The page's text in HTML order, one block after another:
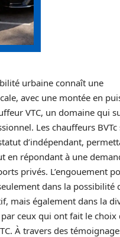
urbaine connaît une
avec une montée en
VTC, un domaine qui
Les chauffeurs BVTc
d’indépendant,
en répondant à une
privés. L’engouement
dans la possibilité
mais également dans la
ceux qui ont fait le choix
À travers des